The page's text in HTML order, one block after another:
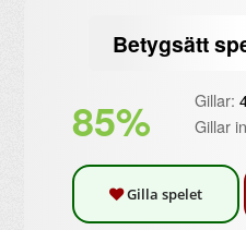
Betygsätt
85% Gillar:
Gillar
Gilla spelet